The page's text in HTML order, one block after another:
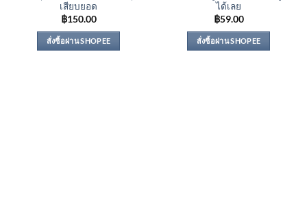
เสียบยอด
฿150.00
สั่งซื้อผ่าน SHOPEE
ได้เลย
฿59.00
สั่งซื้อผ่าน SHOPEE